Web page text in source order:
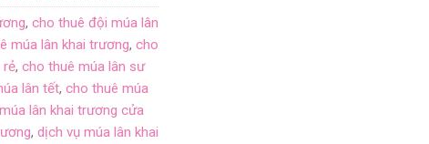
, cho thuê đội múa lân
múa lân khai trương, cho
rẻ, cho thuê múa lân sư
lân tết, cho thuê múa
lân khai trương cửa
, dịch vụ múa lân khai